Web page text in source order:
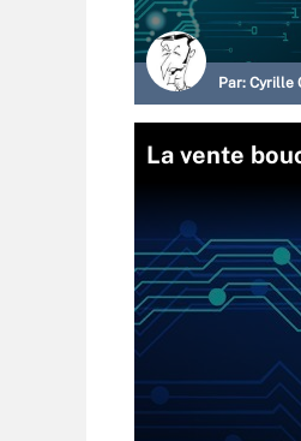
Par: Cyrille
La vente